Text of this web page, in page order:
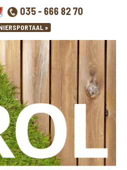
035 - 666 82 70